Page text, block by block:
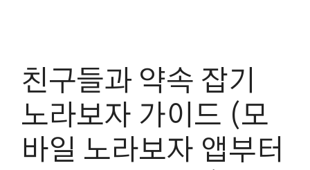
친구들과 약속 잡기
노라보자 가이드 (모
바일 노라보자 앱부터